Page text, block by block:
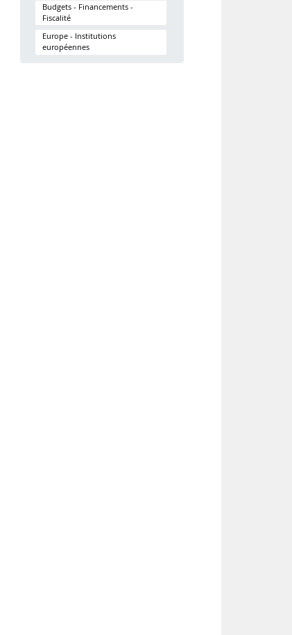
Budgets - Financements -
Fiscalité
Europe - Institutions
européennes